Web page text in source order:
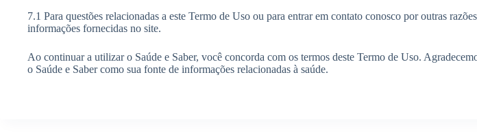
7.1 Para questões relacionadas a este Termo de Uso ou para entrar em contato conosco por outras
informações fornecidas no site.
Ao continuar a utilizar o Saúde e Saber, você concorda com os termos deste Termo de Uso.
o Saúde e Saber como sua fonte de informações relacionadas à saúde.